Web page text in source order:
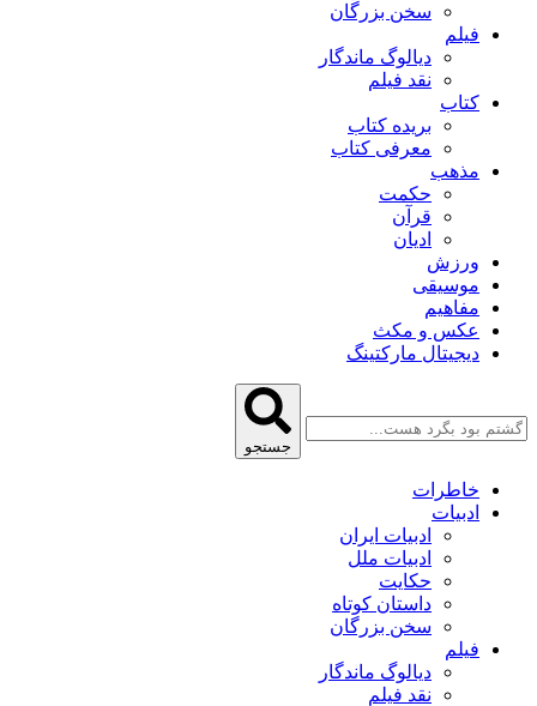
سخن بزرگان
فیلم
دیالوگ ماندگار
نقد فیلم
کتاب
بریده کتاب
معرفی کتاب
مذهب
حکمت
قرآن
ادیان
ورزش
موسیقی
مفاهیم
عکس و مکث
دیجیتال مارکتینگ
جستجو
خاطرات
ادبیات
ادبیات ایران
ادبیات ملل
حکایت
داستان کوتاه
سخن بزرگان
فیلم
دیالوگ ماندگار
نقد فیلم